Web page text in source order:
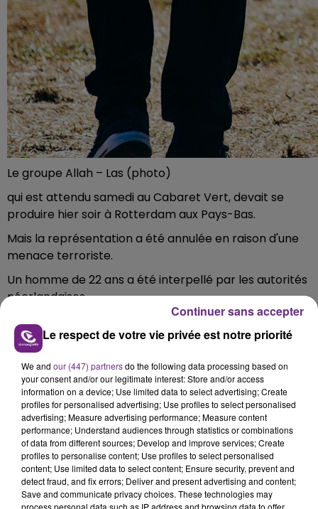
Le groupe Allah – Las (photo)
qui est attendu samedi au Cabaret Vert, devait se
produire hier soir à Rotterdam aux Pays-Bas.
Mais la représentation a été annulée en raison d'une
menace terroriste.
Un homme de 22 ans a été interpellé par les autorités
néerlandaises.
Le respect de votre vie privée est notre priorité
We and our (447) partnersdo the following data processing based on
your consent and/or our legitimate interest: Store and/or access
information on a device; Use limited data to select advertising; Create
profiles for personalised advertising; Use profiles to select personalised
advertising; Measure advertising performance; Measure content
performance; Understand audiences through statistics or combinations
of data from different sources; Develop and improve services; Create
profiles to personalise content; Use profiles to select personalised
content; Use limited data to select content; Ensure security, prevent and
detect fraud, and fix errors; Deliver and present advertising and content;
Save and communicate privacy choices. These technologies may
process personal data such as IP address and browsing data to offer
Continuer sans accepter